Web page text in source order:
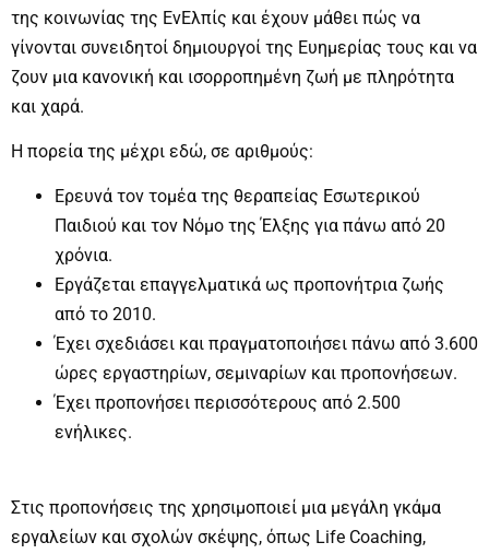
της κοινωνίας της ΕνΕλπίς και έχουν μάθει πώς να
γίνονται συνειδητοί δημιουργοί της Ευημερίας τους και να
ζουν μια κανονική και ισορροπημένη ζωή με πληρότητα
και χαρά.
Η πορεία της μέχρι εδώ, σε αριθμούς:
Ερευνά τον τομέα της θεραπείας Εσωτερικού
Παιδιού και τον Νόμο της Έλξης για πάνω από 20
χρόνια.
Εργάζεται επαγγελματικά ως προπονήτρια ζωής
από το 2010.
Έχει σχεδιάσει και πραγματοποιήσει πάνω από 3.600
ώρες εργαστηρίων, σεμιναρίων και προπονήσεων.
Έχει προπονήσει περισσότερους από 2.500
ενήλικες.
Στις προπονήσεις της χρησιμοποιεί μια μεγάλη γκάμα
εργαλείων και σχολών σκέψης, όπως Life Coaching,